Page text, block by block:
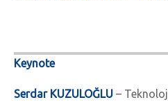
Keynote
Serdar KUZULOĞLU –